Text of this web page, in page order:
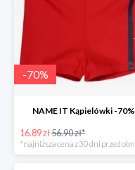
-70%
NAME IT Kąpielówki -70%
16.89 zł56.90 zł*